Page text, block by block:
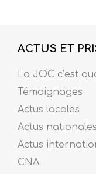
ACTUS ET
La JOC c’est
Témoignages
Actus locales
Actus nationales
Actus
CNA